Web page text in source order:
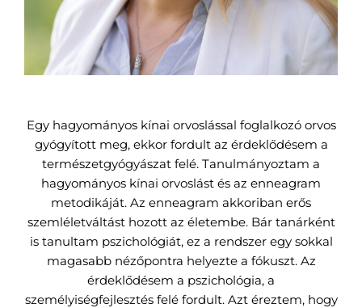
Egy hagyományos kínai orvoslással foglalkozó orvos
gyógyított meg, ekkor fordult az érdeklődésem a
természetgyógyászat felé. Tanulmányoztam a
hagyományos kínai orvoslást és az enneagram
metodikáját. Az enneagram akkoriban erős
szemléletváltást hozott az életembe. Bár tanárként
is tanultam pszichológiát, ez a rendszer egy sokkal
magasabb nézőpontra helyezte a fókuszt. Az
érdeklődésem a pszichológia, a
személyiségfejlesztés felé fordult. Azt éreztem, hogy